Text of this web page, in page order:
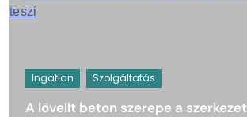
Ingatlan Szolgáltatás
A lövellt beton szerepe a